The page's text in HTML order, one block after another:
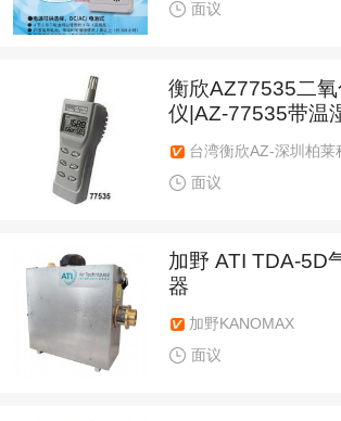
面议
衡欣AZ77535二氧
仪|AZ-77535带温
台湾衡欣AZ-深圳柏莱
面议
加野 ATI TDA-5D
器
加野KANOMAX
面议